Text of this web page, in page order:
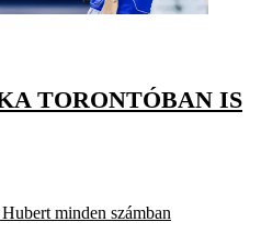
TORONTÓBAN IS
minden számban